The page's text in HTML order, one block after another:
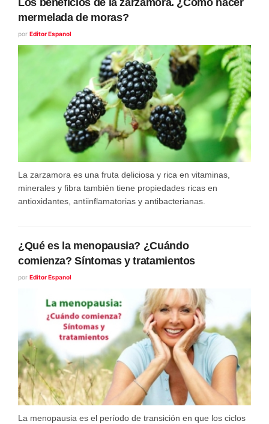
Los beneficios de la zarzamora. ¿Cómo hacer
mermelada de moras?
por Editor Espanol
La zarzamora es una fruta deliciosa y rica en vitaminas,
minerales y fibra también tiene propiedades ricas en
antioxidantes, antiinflamatorias y antibacterianas.
¿Qué es la menopausia? ¿Cuándo
comienza? Síntomas y tratamientos
por Editor Espanol
La menopausia es el período de transición en que los ciclos